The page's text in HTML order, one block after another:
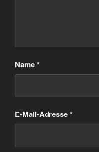
Name*
E-Mail-Adresse*